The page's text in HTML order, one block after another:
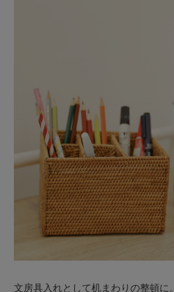
文房具入れとして机まわりの整頓に。